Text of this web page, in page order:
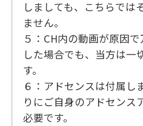
しましても、こちらでは
ません。
５：CH内の動画が原因
した場合でも、当方は一
す。
６：アドセンスは付属し
りにご自身のアドセンス
必要です。